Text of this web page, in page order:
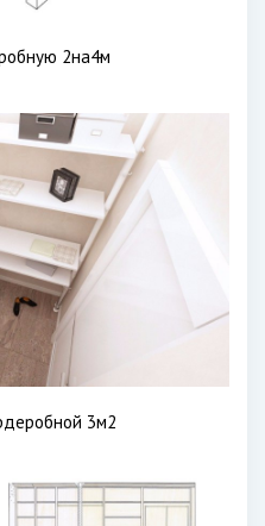
2на4м
3м2